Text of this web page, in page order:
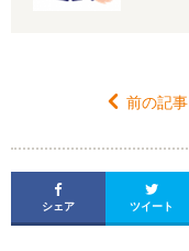
 前の記事

シェア

ツイート